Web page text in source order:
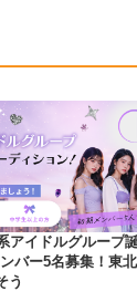
アイドルグループ
バー5名募集！東
う